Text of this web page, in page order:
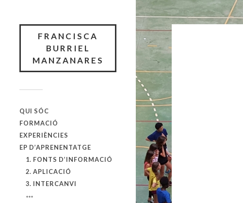
FRANCISCA
BURRIEL
MANZANARES
QUI SÓC
FORMACIÓ
EXPERIÈNCIES
EP D’APRENENTATGE
1. FONTS D’INFORMACIÓ
2. APLICACIÓ
3. INTERCANVI